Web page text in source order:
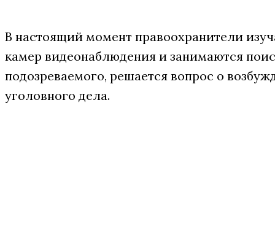
В настоящий момент правоохранители
камер видеонаблюдения и занимаются
подозреваемого, решается вопрос о
уголовного дела.